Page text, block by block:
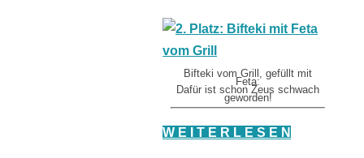
Bifteki vom Grill, gefüllt mit
Feta:
Dafür ist schon Zeus schwach
geworden!
W E I T E R L E S E N